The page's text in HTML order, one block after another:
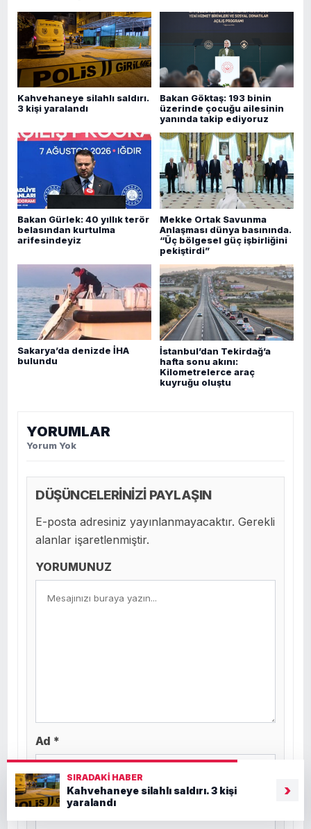
Kahvehaneye silahlı saldırı.
3 kişi yaralandı
Bakan Göktaş: 193 binin
üzerinde çocuğu ailesinin
yanında takip ediyoruz
Bakan Gürlek: 40 yıllık terör
belasından kurtulma
arifesindeyiz
Mekke Ortak Savunma
Anlaşması dünya basınında.
“Üç bölgesel güç işbirliğini
pekiştirdi”
Sakarya’da denizde İHA
bulundu
İstanbul’dan Tekirdağ’a
hafta sonu akını:
Kilometrelerce araç
kuyruğu oluştu
YORUMLAR
Yorum Yok
DÜŞÜNCELERİNİZİ PAYLAŞIN
E-posta adresiniz yayınlanmayacaktır. Gerekli
alanlar işaretlenmiştir.
YORUMUNUZ
Ad *
E-posta *
SIRADAKI HABER
Kahvehaneye silahlı saldırı. 3 kişi
yaralandı
›